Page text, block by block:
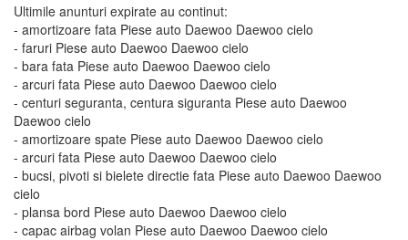
Ultimile anunturi expirate au continut:
- amortizoare fata Piese auto Daewoo Daewoo cielo
- faruri Piese auto Daewoo Daewoo cielo
- bara fata Piese auto Daewoo Daewoo cielo
- arcuri fata Piese auto Daewoo Daewoo cielo
- centuri seguranta, centura siguranta Piese auto Daewoo
Daewoo cielo
- amortizoare spate Piese auto Daewoo Daewoo cielo
- arcuri fata Piese auto Daewoo Daewoo cielo
- bucsi, pivoti si bielete directie fata Piese auto Daewoo Daewoo
cielo
- plansa bord Piese auto Daewoo Daewoo cielo
- capac airbag volan Piese auto Daewoo Daewoo cielo